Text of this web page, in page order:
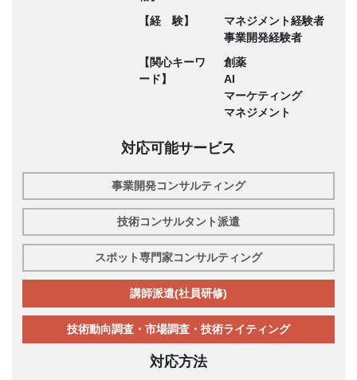
【経 験】
マネジメント経験者
事業開発経験者
【関心キーワ
ード】
創薬
AI
マーケティング
マネジメント
対応可能サービス
事業開発コンサルティング
技術コンサルタント派遣
スポット専門家コンサルティング
講師派遣(社員研修)
技術動向調査・市場調査・技術ライティング
対応方法